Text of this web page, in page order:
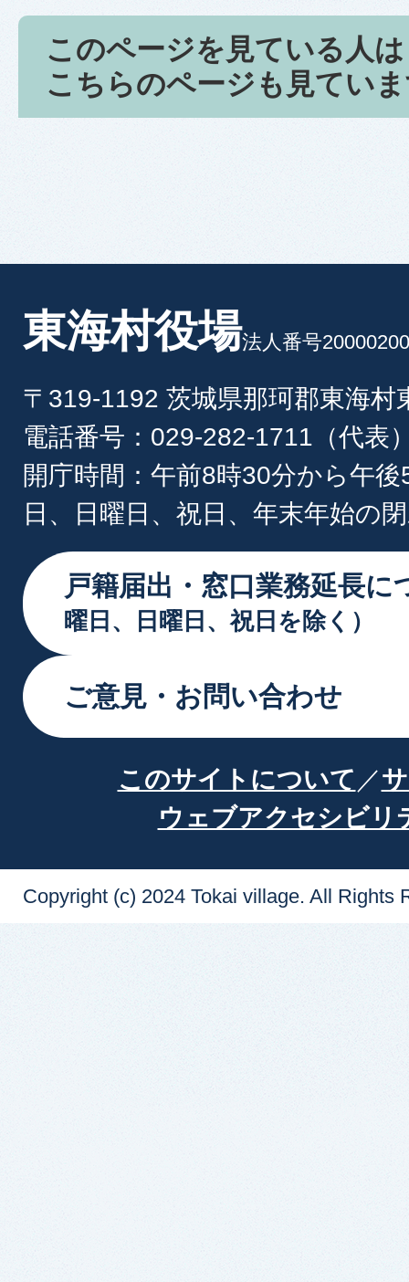
このページを見ている人は
こちらのページも見てい
東海村役場法人番号
〒319-1192 茨城県那珂郡東海村
電話番号：029-282-1711（代表
開庁時間：午前8時30分から午
日、日曜日、祝日、年末年始の
戸籍届出・窓口業務延長に
曜日、日曜日、祝日を除く）
ご意見・お問い合わせ
このサイトについて
ウェブアクセシビリ
Copyright (c) 2024 Tokai village. All Rights